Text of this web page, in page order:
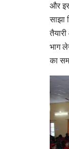
और
साझा
भाग
का